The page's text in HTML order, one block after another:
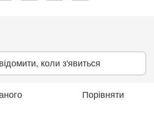
коли з'явиться
Порівняти